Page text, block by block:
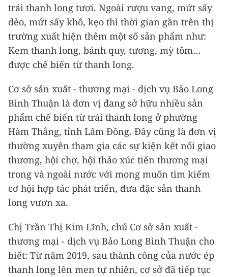
trái thanh long tươi. Ngoài rượu vang, mứt sấy
dẻo, mứt sấy khô, kẹo thì thời gian gần trên thị
trường xuất hiện thêm một số sản phẩm như:
Kem thanh long, bánh quy, tương, mỳ tôm…
được chế biến từ thanh long.
Cơ sở sản xuất - thương mại - dịch vụ Bảo Long
Bình Thuận là đơn vị đang sở hữu nhiều sản
phẩm chế biến từ trái thanh long ở phường
Hàm Thắng, tỉnh Lâm Đồng. Đây cũng là đơn vị
thường xuyên tham gia các sự kiện kết nối giao
thương, hội chợ, hội thảo xúc tiến thương mại
trong và ngoài nước với mong muốn tìm kiếm
cơ hội hợp tác phát triển, đưa đặc sản thanh
long vươn xa.
Chị Trần Thị Kim Lĩnh, chủ Cơ sở sản xuất -
thương mại - dịch vụ Bảo Long Bình Thuận cho
biết: Từ năm 2019, sau thành công của nước ép
thanh long lên men tự nhiên, cơ sở đã tiếp tục